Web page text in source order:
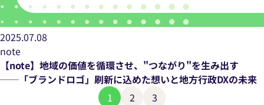
2025.07.08
note
【note】地域の価値を循環させ、"つながり"を生み出す
──「ブランドロゴ」刷新に込めた想いと地方行政DXの未来
1
2 3